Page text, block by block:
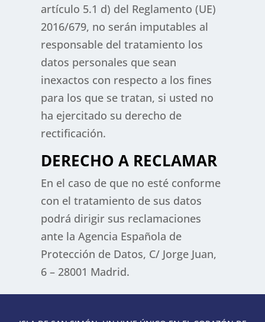
artículo 5.1 d) del Reglamento (UE)
2016/679, no serán imputables al
responsable del tratamiento los
datos personales que sean
inexactos con respecto a los fines
para los que se tratan, si usted no
ha ejercitado su derecho de
rectificación.
DERECHO A RECLAMAR
En el caso de que no esté conforme
con el tratamiento de sus datos
podrá dirigir sus reclamaciones
ante la Agencia Española de
Protección de Datos, C/ Jorge Juan,
6 – 28001 Madrid.